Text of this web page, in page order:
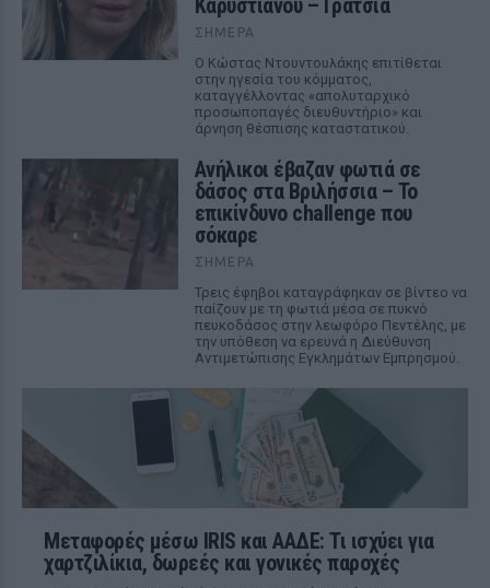
Καρυστιανού – Γρατσία
ΣΉΜΕΡΑ
Ο Κώστας Ντουντουλάκης επιτίθεται
στην ηγεσία του κόμματος,
καταγγέλλοντας «απολυταρχικό
προσωποπαγές διευθυντήριο» και
άρνηση θέσπισης καταστατικού.
Ανήλικοι έβαζαν φωτιά σε
δάσος στα Βριλήσσια – Το
επικίνδυνο challenge που
σόκαρε
ΣΉΜΕΡΑ
Τρεις έφηβοι καταγράφηκαν σε βίντεο να
παίζουν με τη φωτιά μέσα σε πυκνό
πευκοδάσος στην λεωφόρο Πεντέλης, με
την υπόθεση να ερευνά η Διεύθυνση
Αντιμετώπισης Εγκλημάτων Εμπρησμού.
Μεταφορές μέσω IRIS και ΑΑΔΕ: Τι ισχύει για
χαρτζιλίκια, δωρεές και γονικές παροχές